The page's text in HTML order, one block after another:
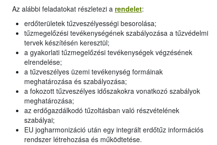
Az alábbi feladatokat részletezi a rendelet:
erdőterületek tűzveszélyességi besorolása;
tűzmegelőzési tevékenységének szabályozása a tűzvédelmi
tervek készítésén keresztül;
a gyakorlati tűzmegelőzési tevékenységek végzésének
elrendelése;
a tűzveszélyes üzemi tevékenység formáinak
meghatározása és szabályozása;
a fokozott tűzveszélyes időszakokra vonatkozó szabályok
meghatározása;
az erdőgazdálkodó tűzoltásban való részvételének
szabályai;
EU jogharmonizáció után egy integrált erdőtűz információs
rendszer létrehozása és működtetése.